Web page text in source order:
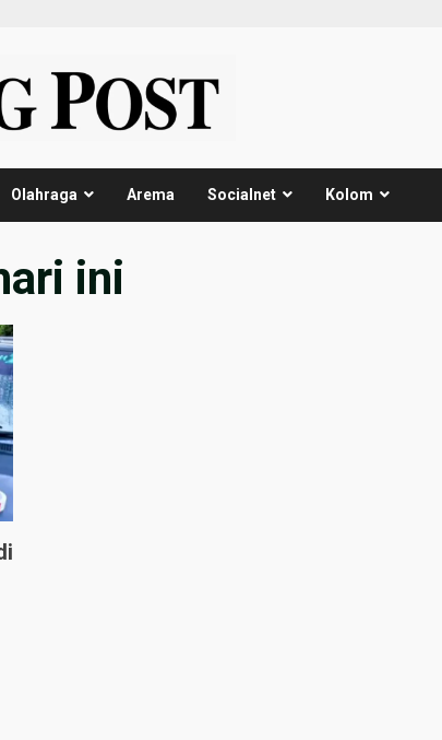
Olahraga Arema Socialnet Kolom
ini